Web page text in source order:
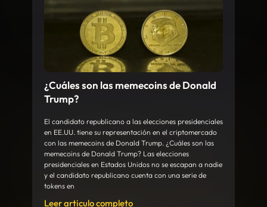
¿Cuáles son las memecoins de Donald
Trump?
El candidato republicano a las elecciones presidenciales
en EE.UU. tiene su representación en el criptomercado
con las memecoins de Donald Trump. ¿Cuáles son las
memecoins de Donald Trump? Las elecciones
presidenciales en Estados Unidos no se escapan a nadie
y el candidato republicano cuenta con una serie de
tokens en
Leer articulo completo